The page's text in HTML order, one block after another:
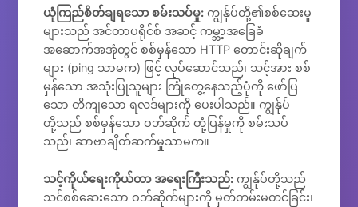
ယုံကြည်စိတ်ချရသော စမ်းသပ်မှု: ကျွန်ုပ်တို့၏စစ်ဆေးမှု
များသည် အင်တာပရိုင်စ် အဆင့် ကမ္ဘာ့အခြေခံ
အဆောက်အအုံတွင် စစ်မှန်သော HTTP တောင်းဆိုချက်
များ (ping သာမက) ဖြင့် လုပ်ဆောင်သည်၊ သင့်အား စစ်
မှန်သော အသုံးပြုသူများ ကြုံတွေ့နေသည့်ပုံကို ဖော်ပြ
သော တိကျသော ရလဒ်များကို ပေးပါသည်။ ကျွန်ုပ်
တို့သည် စစ်မှန်သော ဝဘ်ဆိုက် တုံ့ပြန်မှုကို စမ်းသပ်
သည်၊ ဆာဗာချိတ်ဆက်မှုသာမက။
သင့်ကိုယ်ရေးကိုယ်တာ အရေးကြီးသည်: ကျွန်ုပ်တို့သည်
သင်စစ်ဆေးသော ဝဘ်ဆိုက်များကို မှတ်တမ်းမတင်ခြင်း၊